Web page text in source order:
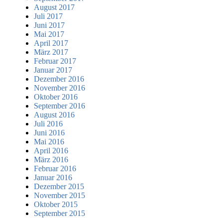
August 2017
Juli 2017
Juni 2017
Mai 2017
April 2017
März 2017
Februar 2017
Januar 2017
Dezember 2016
November 2016
Oktober 2016
September 2016
August 2016
Juli 2016
Juni 2016
Mai 2016
April 2016
März 2016
Februar 2016
Januar 2016
Dezember 2015
November 2015
Oktober 2015
September 2015